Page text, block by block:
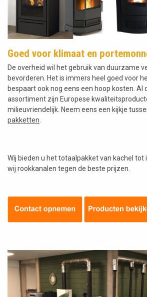
Goed voor klimaat en
De overheid wil het gebruik van duurzame
bevorderen. Het is immers heel goed voor
bespaart ook nog eens een hoop kosten. Al
assortiment zijn Europese
milieuvriendelijk. Neem eens een kijkje
pakketten
Wij bieden u het totaalpakket van kachel tot
wij rookkanalen tegen de beste prijzen.